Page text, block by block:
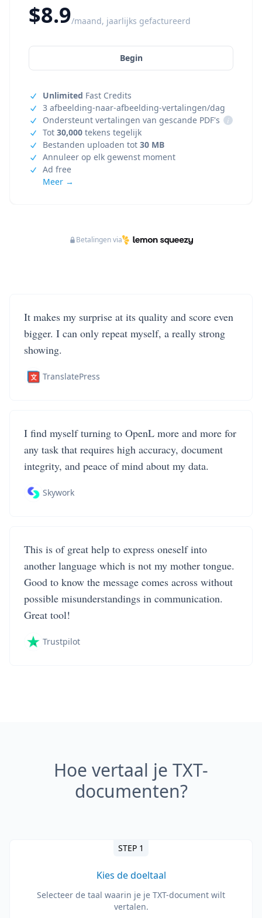
$8.9/maand, jaarlijks gefactureerd
Begin
Unlimited Fast Credits
3 afbeelding-naar-afbeelding-vertalingen/dag
Ondersteunt vertalingen van gescande PDF's
i
Tot 30,000 tekens tegelijk
Bestanden uploaden tot 30 MB
Annuleer op elk gewenst moment
Ad free
Meer →
Betalingen via
It makes my surprise at its quality and score even
bigger. I can only repeat myself, a really strong
showing.
TranslatePress
I find myself turning to OpenL more and more for
any task that requires high accuracy, document
integrity, and peace of mind about my data.
Skywork
This is of great help to express oneself into
another language which is not my mother tongue.
Good to know the message comes across without
possible misunderstandings in communication.
Great tool!
Trustpilot
Hoe vertaal je TXT-
documenten?
STEP 1
Kies de doeltaal
Selecteer de taal waarin je je TXT-document wilt
vertalen.